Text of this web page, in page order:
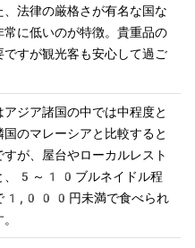
、法律の厳格さが有名な国な
常に低いのが特徴。貴重品の
ですが観光客も安心して過ご
ジア諸国の中では中程度と
のマレーシアと比較すると
が、屋台やローカルレスト
、5～10ブルネイドル程
で1,000円未満で食べられ